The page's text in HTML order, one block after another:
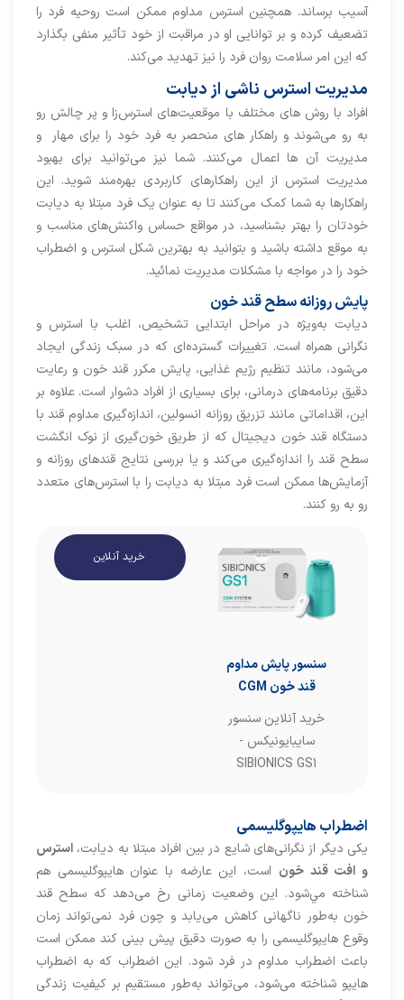
آسیب برساند. همچنین استرس مداوم ممکن است روحیه فرد را
تضعیف کرده و بر توانایی او در مراقبت از خود تأثیر منفی بگذارد
که این امر سلامت روان فرد را نیز تهدید می‌کند.
مدیریت استرس ناشی از دیابت
افراد با روش های مختلف با موقعیت‌های استرس‌زا و پر چالش رو
به رو می‌شوند و راهکار های منحصر به فرد خود را برای مهار و
مدیریت آن ها اعمال می‌کنند. شما نیز می‌توانید برای بهبود
مدیریت استرس از این راهکارهای کاربردی بهره‌مند شوید. این
راهکارها به شما کمک می‌کنند تا به عنوان یک فرد مبتلا به دیابت
خودتان را بهتر بشناسید، در مواقع حساس واکنش‌های مناسب و
به موقع داشته باشید و بتوانید به بهترین شکل استرس و اضطراب
خود را در مواجه با مشکلات مدیریت نمائید.
پایش روزانه سطح قند خون
دیابت به‌ویژه در مراحل ابتدایی تشخیص، اغلب با استرس و
نگرانی همراه است. تغییرات گسترده‌ای که در سبک زندگی ایجاد
می‌شود، مانند تنظیم رژیم غذایی، پایش مکرر قند خون و رعایت
دقیق برنامه‌های درمانی، برای بسیاری از افراد دشوار است. علاوه بر
این، اقداماتی مانند تزریق روزانه انسولین، اندازه‌گیری مداوم قند با
دستگاه قند خون دیجیتال که از طریق خون‌گیری از نوک انگشت
سطح قند را اندازه‌گیری می‌کند و یا بررسی نتایج قندهای روزانه و
آزمایش‌ها ممکن است فرد مبتلا به دیابت را با استرس‌های متعدد
رو به رو کنند.
سنسور پایش مداوم
قند خون CGM
خرید آنلاین سنسور
سایبایونیکس -
SIBIONICS GS1
خرید آنلاین
اضطراب هایپوگلیسمی
یکی دیگر از نگرانی‌های شایع در بین افراد مبتلا به دیابت، استرس
و افت قند خون است، ‌اين عارضه با عنوان هایپوگلیسمی هم
شناخته مي‌شود. این وضعیت زمانی رخ می‌دهد که سطح قند
خون به‌طور ناگهانی کاهش می‌یابد و چون فرد نمی‌تواند زمان
وقوع هایپوگلیسمی را به صورت دقیق پیش بینی کند ممکن است
باعث اضطراب مداوم در فرد شود. این اضطراب که به اضطراب
هایپو شناخته می‌شود، می‌تواند به‌طور مستقیم بر کیفیت زندگی